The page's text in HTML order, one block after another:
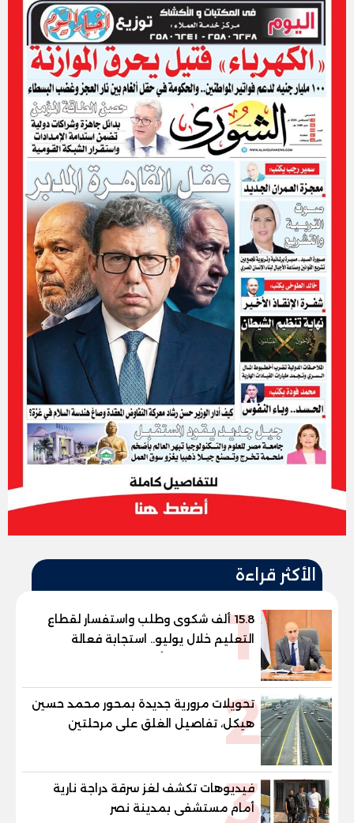
الأكثر قراءة
115.8 ألف شكوى وطلب واستفسار لقطاع
التعليم خلال يوليو.. استجابة فعالة
لشكاوى الطلاب وأولياء الأمور
2
تحويلات مرورية جديدة بمحور محمد حسين
هيكل، تفاصيل الغلق على مرحلتين
3
فيديوهات تكشف لغز سرقة دراجة نارية
أمام مستشفى بمدينة نصر